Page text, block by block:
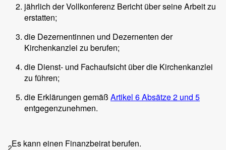
jährlich der Vollkonferenz Bericht über seine Arbeit zu
erstatten;
die Dezernentinnen und Dezernenten der
Kirchenkanzlei zu berufen;
die Dienst- und Fachaufsicht über die Kirchenkanzlei
zu führen;
die Erklärungen gemäß Artikel 6 Absätze 2 und 5
entgegenzunehmen.
2Es kann einen Finanzbeirat berufen.